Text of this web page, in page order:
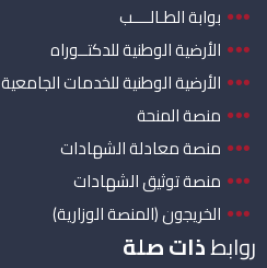
بوابة الطـالــــب
الأرضية الوطنية للدكتــوراه
الأرضية الوطنية للخدمات الجامعية
منصة المنحة
منصة معادلة الشهادات
منصة توثيق الشهادات
الخريجون (المنصة الوزارية)
روابطذات صلة